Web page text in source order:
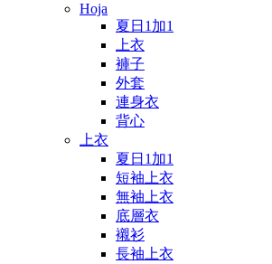
Hoja
夏日1加1
上衣
褲子
外套
連身衣
背心
上衣
夏日1加1
短袖上衣
無袖上衣
底層衣
襯衫
長袖上衣